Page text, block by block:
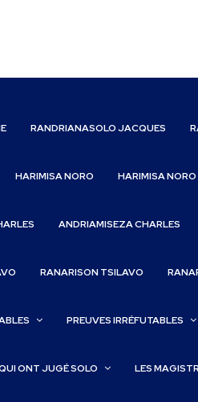
RANDRIANASOLO JACQUES
HARIMISA NORO HARIMISA NORO
ANDRIAMISEZA CHARLES
RANARISON TSILAVO
PREUVES IRRÉFUTABLES
ONT JUGÉ SOLO LES